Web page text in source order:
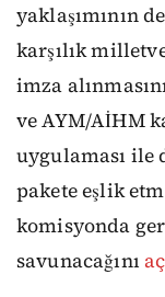
yaklaşımının
karşılık
imza
ve AYM/AİHM
uygulaması ile
pakete eşlik
komisyonda
savunacağını